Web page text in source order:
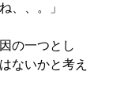
、、。」
の一つとし
ないかと考え